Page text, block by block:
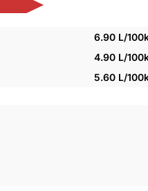
6.90 L/
4.90 L/
5.60 L/